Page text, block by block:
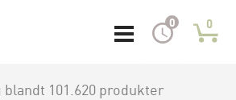
0 0
blandt 101.620 produkter